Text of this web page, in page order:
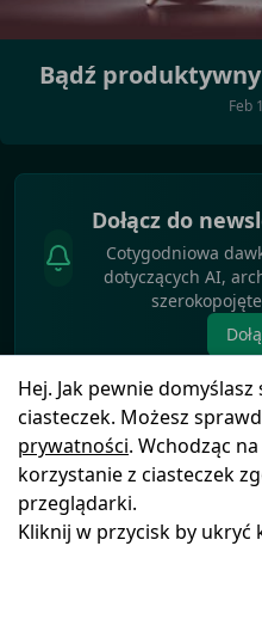
Bądź
Feb
Dołącz do
Cotygodniowa
dotyczących AI,
Hej. Jak pewnie
ciasteczek. Możesz
prywatności. Wchodząc
korzystanie z ciasteczek
przeglądarki.
Kliknij w przycisk by ukryć
Polityka
prywatności
© Copyright